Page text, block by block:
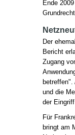
Ende
Der
Bericht
Zugang
und die
der
Für
bringt am